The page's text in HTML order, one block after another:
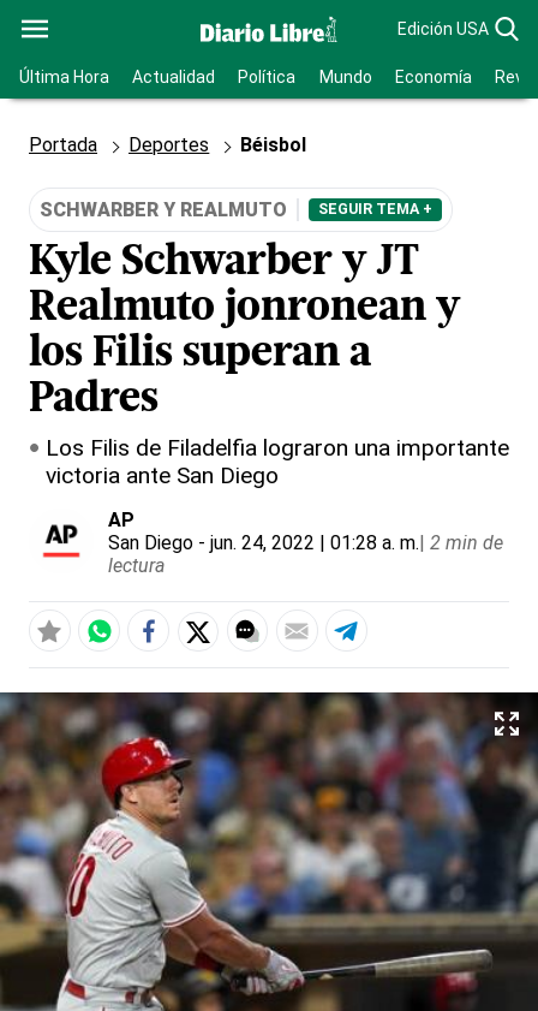
Edición USA
Última Hora Actualidad Política Mundo Economía
Portada Deportes Béisbol
SCHWARBER Y REALMUTO SEGUIR TEMA +
Kyle Schwarber y JT
Realmuto jonronean y
los Filis superan a
Padres
Los Filis de Filadelfia lograron una importante
victoria ante San Diego
AP
San Diego - jun. 24, 2022 | 01:28 a. m.| 2 min de
lectura